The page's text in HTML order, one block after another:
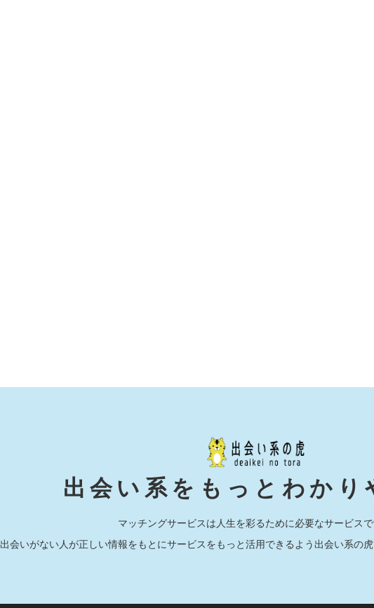
出会い系をもっとわかり
マッチングサービスは人生を彩るために必要なサービスで
出会いがない人が正しい情報をもとにサービスをもっと活用できるよう出会い系の